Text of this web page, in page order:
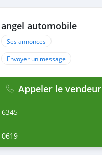
angel automobile
Ses annonces
Envoyer un message
Appeler le vendeur